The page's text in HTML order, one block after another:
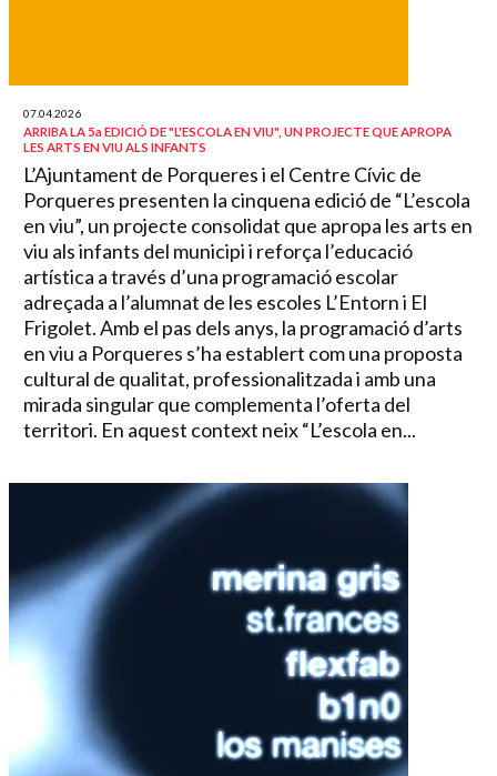
07.04.2026
ARRIBA LA 5a EDICIÓ DE "L'ESCOLA EN VIU", UN PROJECTE QUE APROPA
LES ARTS EN VIU ALS INFANTS
L’Ajuntament de Porqueres i el Centre Cívic de
Porqueres presenten la cinquena edició de “L’escola
en viu”, un projecte consolidat que apropa les arts en
viu als infants del municipi i reforça l’educació
artística a través d’una programació escolar
adreçada a l’alumnat de les escoles L’Entorn i El
Frigolet. Amb el pas dels anys, la programació d’arts
en viu a Porqueres s’ha establert com una proposta
cultural de qualitat, professionalitzada i amb una
mirada singular que complementa l’oferta del
territori. En aquest context neix “L’escola en...